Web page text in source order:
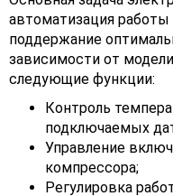
автоматизация работы
поддержание
зависимости от
следующие функции:
Контроль
подключаемых
Управление
компрессора;
Регулировка